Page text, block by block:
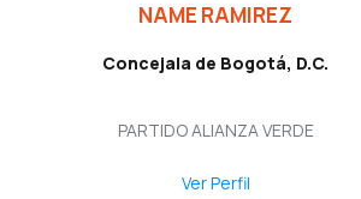
NAME RAMIREZ
Concejala de Bogotá, D.C.
PARTIDO ALIANZA VERDE
Ver Perfil